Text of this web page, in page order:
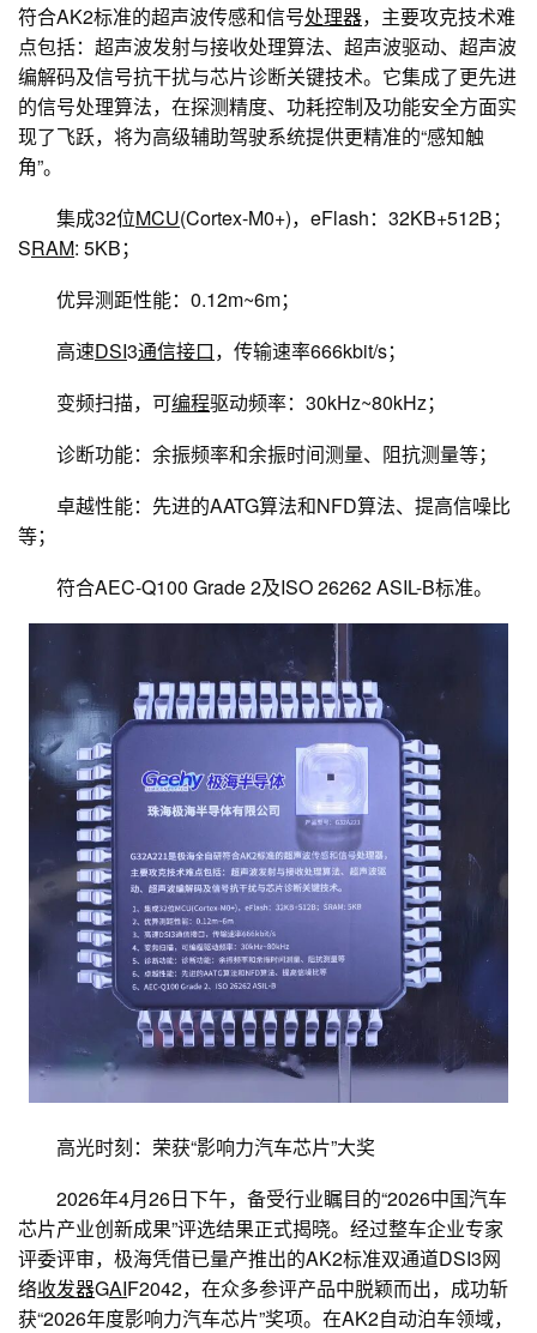
符合AK2标准的超声波传感和信号处理器，主要攻克技术难
点包括：超声波发射与接收处理算法、超声波驱动、超声波
编解码及信号抗干扰与芯片诊断关键技术。它集成了更先进
的信号处理算法，在探测精度、功耗控制及功能安全方面实
现了飞跃，将为高级辅助驾驶系统提供更精准的“感知触
角”。
集成32位MCU(Cortex-M0+)，eFlash：32KB+512B；
SRAM: 5KB；
优异测距性能：0.12m~6m；
高速DSI3通信接口，传输速率666kbit/s；
变频扫描，可编程驱动频率：30kHz~80kHz；
诊断功能：余振频率和余振时间测量、阻抗测量等；
卓越性能：先进的AATG算法和NFD算法、提高信噪比
等；
符合AEC-Q100 Grade 2及ISO 26262 ASIL-B标准。
高光时刻：荣获“影响力汽车芯片”大奖
2026年4月26日下午，备受行业瞩目的“2026中国汽车
芯片产业创新成果”评选结果正式揭晓。经过整车企业专家
评委评审，极海凭借已量产推出的AK2标准双通道DSI3网
络收发器GAIF2042，在众多参评产品中脱颖而出，成功斩
获“2026年度影响力汽车芯片”奖项。在AK2自动泊车领域，